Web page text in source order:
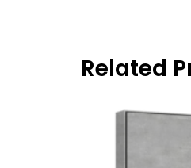
Related